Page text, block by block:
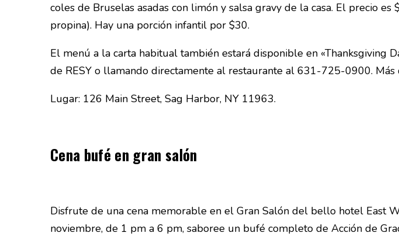
coles de Bruselas asadas con limón y salsa gravy de la casa. El precio
propina). Hay una porción infantil por $30.
El menú a la carta habitual también estará disponible en «Thanksgiving
de RESY o llamando directamente al restaurante al 631-725-0900. Más
Lugar: 126 Main Street, Sag Harbor, NY 11963.
Cena bufé en gran salón
Disfrute de una cena memorable en el Gran Salón del bello hotel East
noviembre, de 1 pm a 6 pm, saboree un bufé completo de Acción de